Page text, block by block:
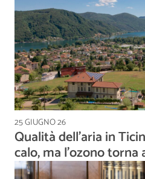
25 GIUGNO 26
Qualità dell’aria in
calo, ma l’ozono torna